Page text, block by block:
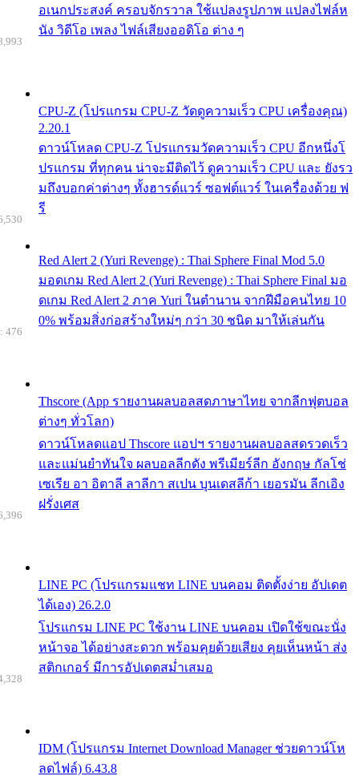
อเนกประสงค์ ครอบจักรวาล ใช้แปลงรูปภาพ แปลงไฟล์ห
นัง วิดีโอ เพลง ไฟล์เสียงออดิโอ ต่าง ๆ
CPU-Z (โปรแกรม CPU-Z วัดดูความเร็ว CPU เครื่องคุณ)
2.20.1
ดาวน์โหลด CPU-Z โปรแกรมวัดความเร็ว CPU อีกหนึ่งโ
ปรแกรม ที่ทุกคน น่าจะมีติดไว้ ดูความเร็ว CPU และ ยังรว
มถึงบอกค่าต่างๆ ทั้งฮารด์แวร์ ซอฟต์แวร์ ในเครื่องด้วย ฟ
รี
Red Alert 2 (Yuri Revenge) : Thai Sphere Final Mod 5.0
มอดเกม Red Alert 2 (Yuri Revenge) : Thai Sphere Final มอ
ดเกม Red Alert 2 ภาค Yuri ในตำนาน จากฝีมือคนไทย 10
0% พร้อมสิ่งก่อสร้างใหม่ๆ กว่า 30 ชนิด มาให้เล่นกัน
Thscore (App รายงานผลบอลสดภาษาไทย จากลีกฟุตบอล
ต่างๆ ทั่วโลก)
ดาวน์โหลดแอป Thscore แอปฯ รายงานผลบอลสดรวดเร็ว
และแม่นยำทันใจ ผลบอลลีกดัง พรีเมียร์ลีก อังกฤษ กัลโช่
เซเรีย อา อิตาลี ลาลีกา สเปน บุนเดสลีก้า เยอรมัน ลีกเอิง
ฝรั่งเศส
476
LINE PC (โปรแกรมแชท LINE บนคอม ติดตั้งง่าย อัปเดต
ได้เอง) 26.2.0
โปรแกรม LINE PC ใช้งาน LINE บนคอม เปิดใช้ขณะนั่ง
หน้าจอ ได้อย่างสะดวก พร้อมคุยด้วยเสียง คุยเห็นหน้า ส่ง
สติกเกอร์ มีการอัปเดตสม่ำเสมอ
IDM (โปรแกรม Internet Download Manager ช่วยดาวน์โห
ลดไฟล์) 6.43.8